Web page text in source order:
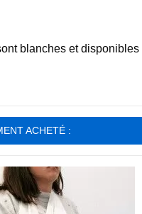
blanches et
ACHETÉ :